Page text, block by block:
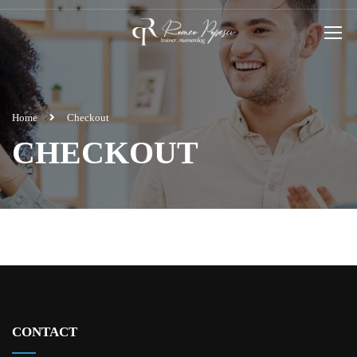
Home Checkout
CHECKOUT
CONTACT